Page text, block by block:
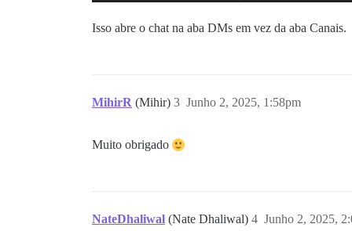
Isso abre o chat na aba DMs em vez da aba Canais.
MihirR (Mihir) Junho 2, 2025, 1:58pm
3
Muito obrigado
NateDhaliwal (Nate Dhaliwal) Junho 2, 2025,
4